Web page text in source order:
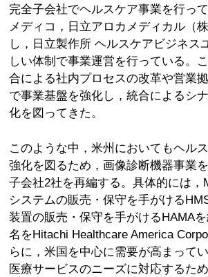
完全子会社でヘルスケア事業を行っ
メディコ，日立アロカメディカル（
し，日立製作所 ヘルスケアビジネス
しい体制で事業運営を行っている。
合による社内プロセスの改革や営業
で事業基盤を強化し，統合によるシ
化を図ってきた。
このような中，米州においてもヘル
強化を図るため，画像診断機器事業
子会社2社を再編する。具体的には，
システムの販売・保守を手がける
装置の販売・保守を手がけるHAMA
名をHitachi Healthcare America
らに，米国を中心に需要が高まって
医療サービスのニーズに対応するた